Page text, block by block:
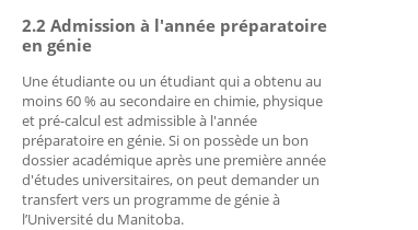
2.2 Admission à l'année préparatoire
en génie
Une étudiante ou un étudiant qui a obtenu au
moins 60 % au secondaire en chimie, physique
et pré-calcul est admissible à l'année
préparatoire en génie. Si on possède un bon
dossier académique après une première année
d'études universitaires, on peut demander un
transfert vers un programme de génie à
l’Université du Manitoba.